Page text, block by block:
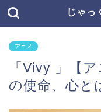
じゃっ
アニメ
「Vivy 」【
の使命、心と